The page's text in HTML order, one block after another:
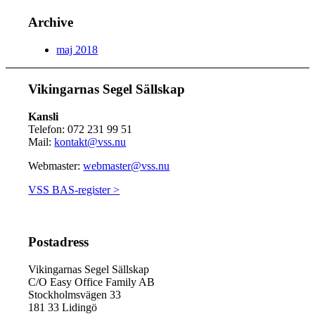
Archive
maj 2018
Vikingarnas Segel Sällskap
Kansli
Telefon: 072 231 99 51
Mail:kontakt@vss.nu
Webmaster:webmaster@vss.nu
VSS BAS-register >
Postadress
Vikingarnas Segel Sällskap
C/O Easy Office Family AB
Stockholmsvägen 33
181 33 Lidingö